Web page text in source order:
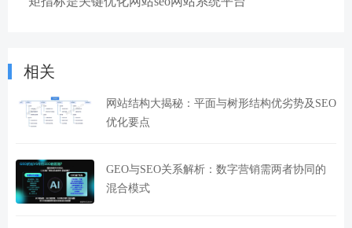
相关
网站结构大揭秘：平面与树形结构优劣势及SEO
优化要点
GEO与SEO关系解析：数字营销需两者协同的
混合模式